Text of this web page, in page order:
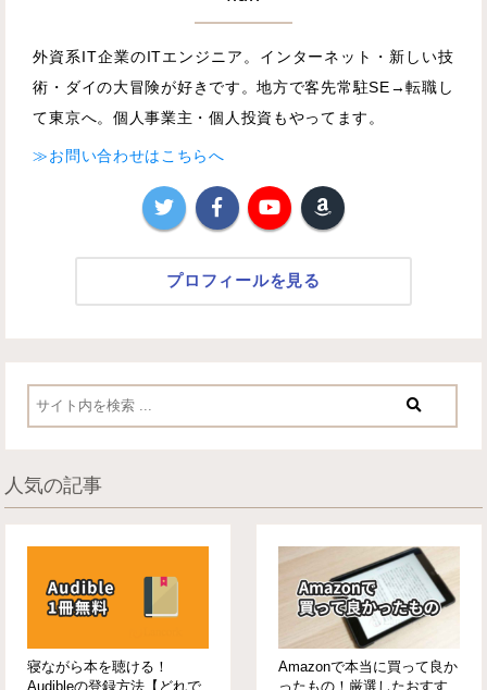
外資系IT企業のITエンジニア。インターネット・新しい技
術・ダイの大冒険が好きです。地方で客先常駐SE→転職し
て東京へ。個人事業主・個人投資もやってます。
≫お問い合わせはこちらへ
プロフィールを見る
人気の記事
寝ながら本を聴ける！
Audibleの登録方法【どれで
Amazonで本当に買って良か
ったもの！厳選したおすす